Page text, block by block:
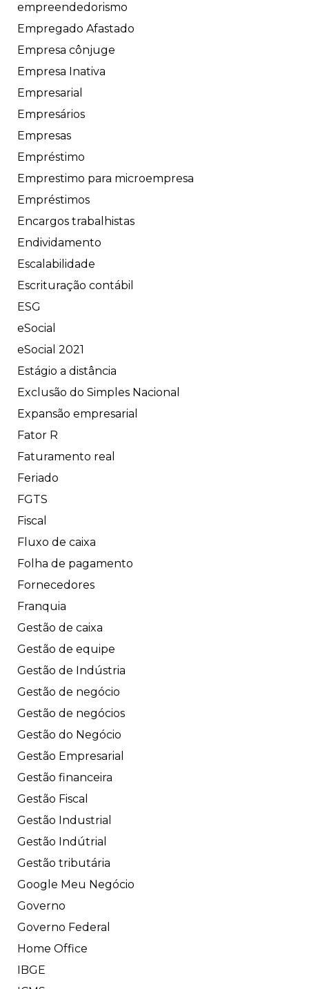
empreendedorismo
Empregado Afastado
Empresa cônjuge
Empresa Inativa
Empresarial
Empresários
Empresas
Empréstimo
Emprestimo para microempresa
Empréstimos
Encargos trabalhistas
Endividamento
Escalabilidade
Escrituração contábil
ESG
eSocial
eSocial 2021
Estágio a distância
Exclusão do Simples Nacional
Expansão empresarial
Fator R
Faturamento real
Feriado
FGTS
Fiscal
Fluxo de caixa
Folha de pagamento
Fornecedores
Franquia
Gestão de caixa
Gestão de equipe
Gestão de Indústria
Gestão de negócio
Gestão de negócios
Gestão do Negócio
Gestão Empresarial
Gestão financeira
Gestão Fiscal
Gestão Industrial
Gestão Indútrial
Gestão tributária
Google Meu Negócio
Governo
Governo Federal
Home Office
IBGE